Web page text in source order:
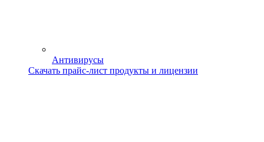
Антивирусы
Скачать прайс-лист продукты и лицензии